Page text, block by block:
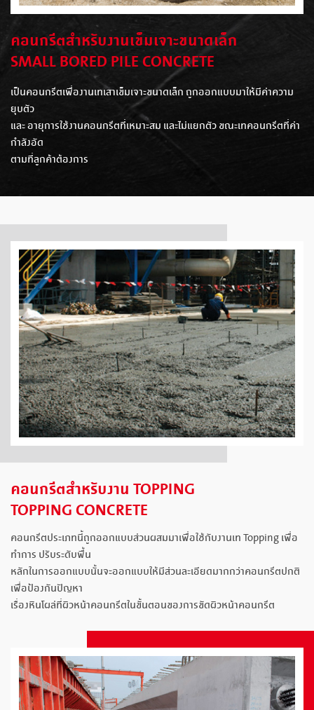
คอนกรีตสำหรับงานเข็มเจาะขนาดเล็ก
SMALL BORED PILE CONCRETE
เป็นคอนกรีตเพื่องานเทเสาเข็มเจาะขนาดเล็ก ถูกออกแบบมาให้มีค่าความ
ยุบตัว
และ อายุการใช้งานคอนกรีตที่เหมาะสม และไม่แยกตัว ขณะเทคอนกรีตที่ค่า
กำลังอัด
ตามที่ลูกค้าต้องการ
คอนกรีตสำหรับงาน TOPPING
TOPPING CONCRETE
คอนกรีตประเภทนี้ถูกออกแบบส่วนผสมมาเพื่อใช้กับงานเท Topping เพื่อ
ทำการ ปรับระดับพื้น
หลักในการออกแบบนั้นจะออกแบบให้มีส่วนละเอียดมากกว่าคอนกรีตปกติ
เพื่อป้องกันปัญหา
เรื่องหินโผล่ที่ผิวหน้าคอนกรีตในขั้นตอนของการขัดผิวหน้าคอนกรีต